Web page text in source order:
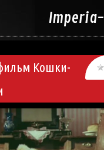
Imperia-
Кошки-